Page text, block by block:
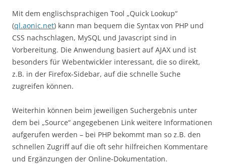
Mit dem englischsprachigen Tool „Quick Lookup“
(ql.aonic.net) kann man bequem die Syntax von PHP und
CSS nachschlagen, MySQL und Javascript sind in
Vorbereitung. Die Anwendung basiert auf AJAX und ist
besonders für Webentwickler interessant, die so direkt,
z.B. in der Firefox-Sidebar, auf die schnelle Suche
zugreifen können.
Weiterhin können beim jeweiligen Suchergebnis unter
dem bei „Source“ angegebenen Link weitere Informationen
aufgerufen werden – bei PHP bekommt man so z.B. den
schnellen Zugriff auf die oft sehr hilfreichen Kommentare
und Ergänzungen der Online-Dokumentation.